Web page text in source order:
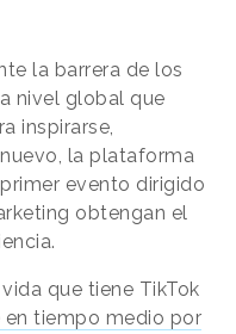
la barrera de los
a nivel global que
inspirarse,
la plataforma
evento dirigido
obtengan el
que tiene TikTok
en tiempo medio por